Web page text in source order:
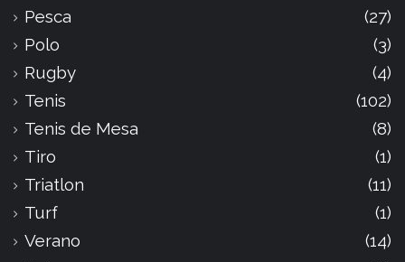
Pesca
(27)
Polo
(3)
Rugby
(4)
Tenis
(102)
Tenis de Mesa
(8)
Tiro
(1)
Triatlon
(11)
Turf
(1)
Verano
(14)